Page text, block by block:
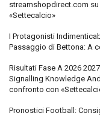
streamshopdirect.com su
«Settecalcio»
I Protagonisti
Passaggio di Bettona: A
Risultati Fase A 2026
Signalling Knowledge
confronto con
Pronostici Football: